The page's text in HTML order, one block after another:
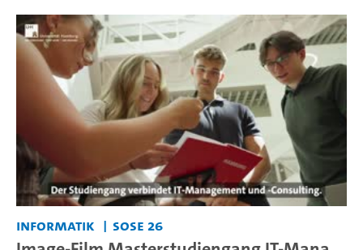
Informatik SoSe 26